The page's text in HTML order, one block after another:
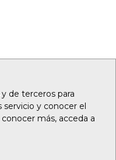
de terceros para
servicio y conocer el
más, acceda a